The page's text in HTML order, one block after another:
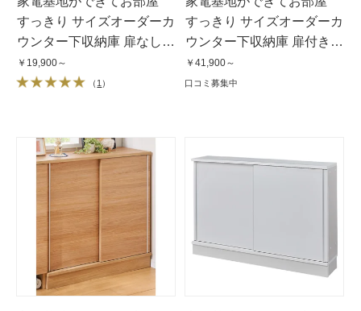
すっきり サイズオーダーカ
ウンター下収納庫 扉なし
幅30〜80cm・奥行35cm・
高さ60〜100cm
￥19,900～
（1）
すっきり サイズオーダーカ
ウンター下収納庫 扉付き
幅30〜80cm・奥行35cm・
高さ60〜100cm
￥41,900～
口コミ募集中